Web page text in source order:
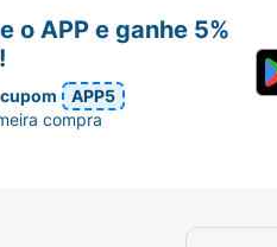
o APP e ganhe 5%
cupom
APP5
compra